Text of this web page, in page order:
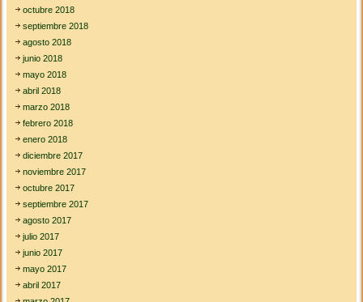
octubre 2018
septiembre 2018
agosto 2018
junio 2018
mayo 2018
abril 2018
marzo 2018
febrero 2018
enero 2018
diciembre 2017
noviembre 2017
octubre 2017
septiembre 2017
agosto 2017
julio 2017
junio 2017
mayo 2017
abril 2017